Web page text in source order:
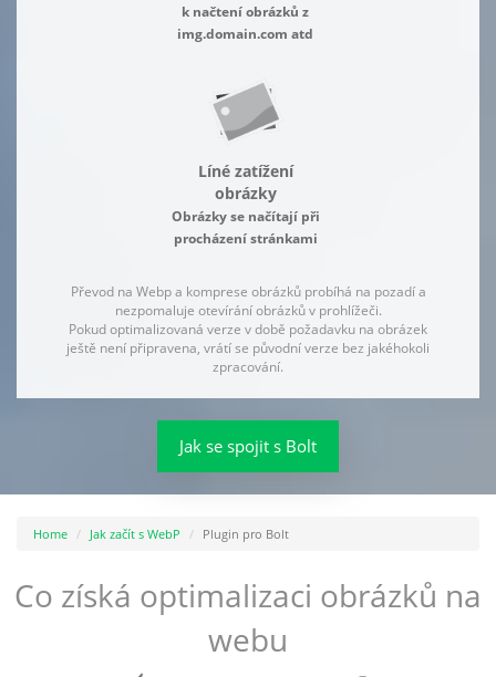
k načtení obrázků z
img.domain.com atd
Líné zatížení
obrázky
Obrázky se načítají při
procházení stránkami
Převod na Webp a komprese obrázků probíhá na pozadí a
nezpomaluje otevírání obrázků v prohlížeči.
Pokud optimalizovaná verze v době požadavku na obrázek
ještě není připravena, vrátí se původní verze bez jakéhokoli
zpracování.
Jak se spojit s Bolt
Home Jak začít s WebP Plugin pro Bolt
Co získá optimalizaci obrázků na
webu